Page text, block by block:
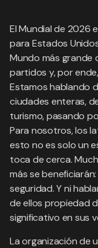
El Mundial de 2026
para Estados
Mundo más grande
partidos y, por
Estamos hablando
ciudades enteras,
turismo, pasando
Para nosotros, los
esto no es solo un
toca de cerca.
más se
seguridad. Y ni
de ellos propiedad
significativo en sus
La organización de